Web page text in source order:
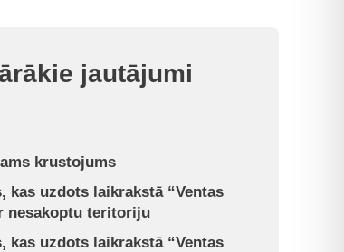
jautājumi
krustojums
kas uzdots laikrakstā “Ventas
nesakoptu teritoriju
kas uzdots laikrakstā “Ventas